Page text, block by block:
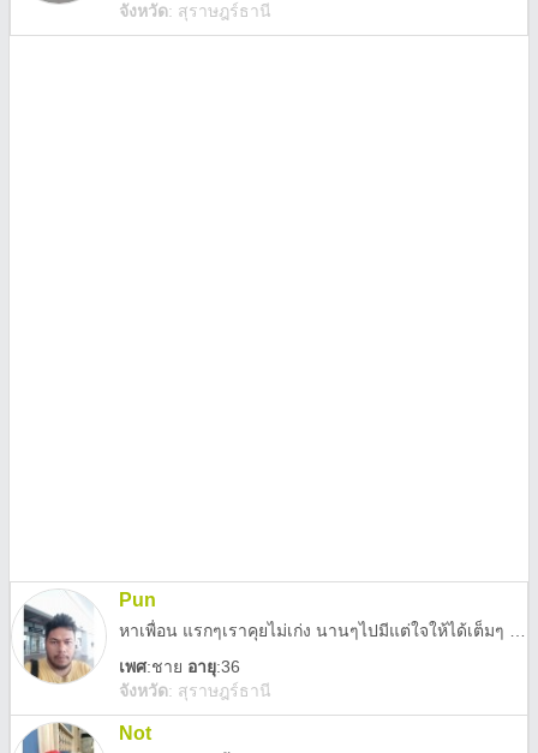
จังหวัด: สุราษฎร์ธานี
Pun
เพศ:ชาย อายุ:36
จังหวัด: สุราษฎร์ธานี
Not